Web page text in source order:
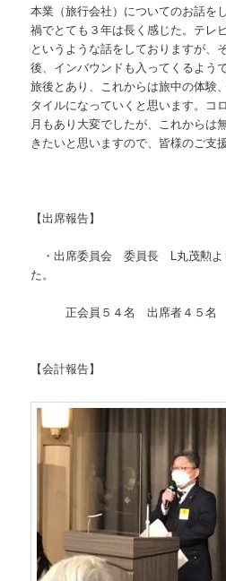
本業（旅行会社）についてのお話を
禍でとても３年は長く感じた。テレ
というような話をしておりますが、
後、インバウンドも入ってくるよう
旅後とあり、これからは旅中の体験
タイルになっていくと思います。コ
月もあり大変でしたが、これからは
きたいと思いますので、皆様のご支
【出席報告】
・出席委員会 委員長 L丸茂勲よ
た
正会員５４名 出席者４５名
【会計報告】